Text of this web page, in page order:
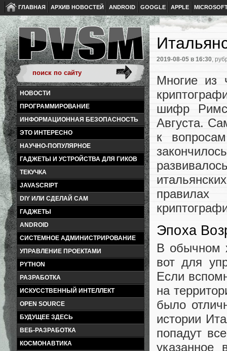
ГЛАВНАЯ АРХИВ НОВОСТЕЙ ANDROID GOOGLE APPLE
НОВОСТИ
ПРОГРАММИРОВАНИЕ
ИНФОРМАЦИОННАЯ БЕЗОПАСНОСТЬ
ЭТО ИНТЕРЕСНО
НАУЧНО-ПОПУЛЯРНОЕ
ГАДЖЕТЫ И УСТРОЙСТВА ДЛЯ ГИКОВ
ТЕКУЧКА
JAVASCRIPT
DIY ИЛИ СДЕЛАЙ САМ
ГАДЖЕТЫ
ANDROID
СИСТЕМНОЕ АДМИНИСТРИРОВАНИЕ
УПРАВЛЕНИЕ ПРОЕКТАМИ
PYTHON
РАЗРАБОТКА
ИСКУССТВЕННЫЙ ИНТЕЛЛЕКТ
OPEN SOURCE
БУДУЩЕЕ ЗДЕСЬ
ВЕБ-РАЗРАБОТКА
КОСМОНАВТИКА
2019-08-05 в 16:30,
Многие из
шифр
Августа.
к
Эпоха
В обычном
вот для
Если
на
было
истории
попадут
указанное